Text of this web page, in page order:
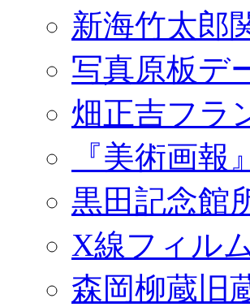
新海竹太郎
写真原板デ
畑正吉フラ
『美術画
黒田記念館
X線フィル
森岡柳蔵旧